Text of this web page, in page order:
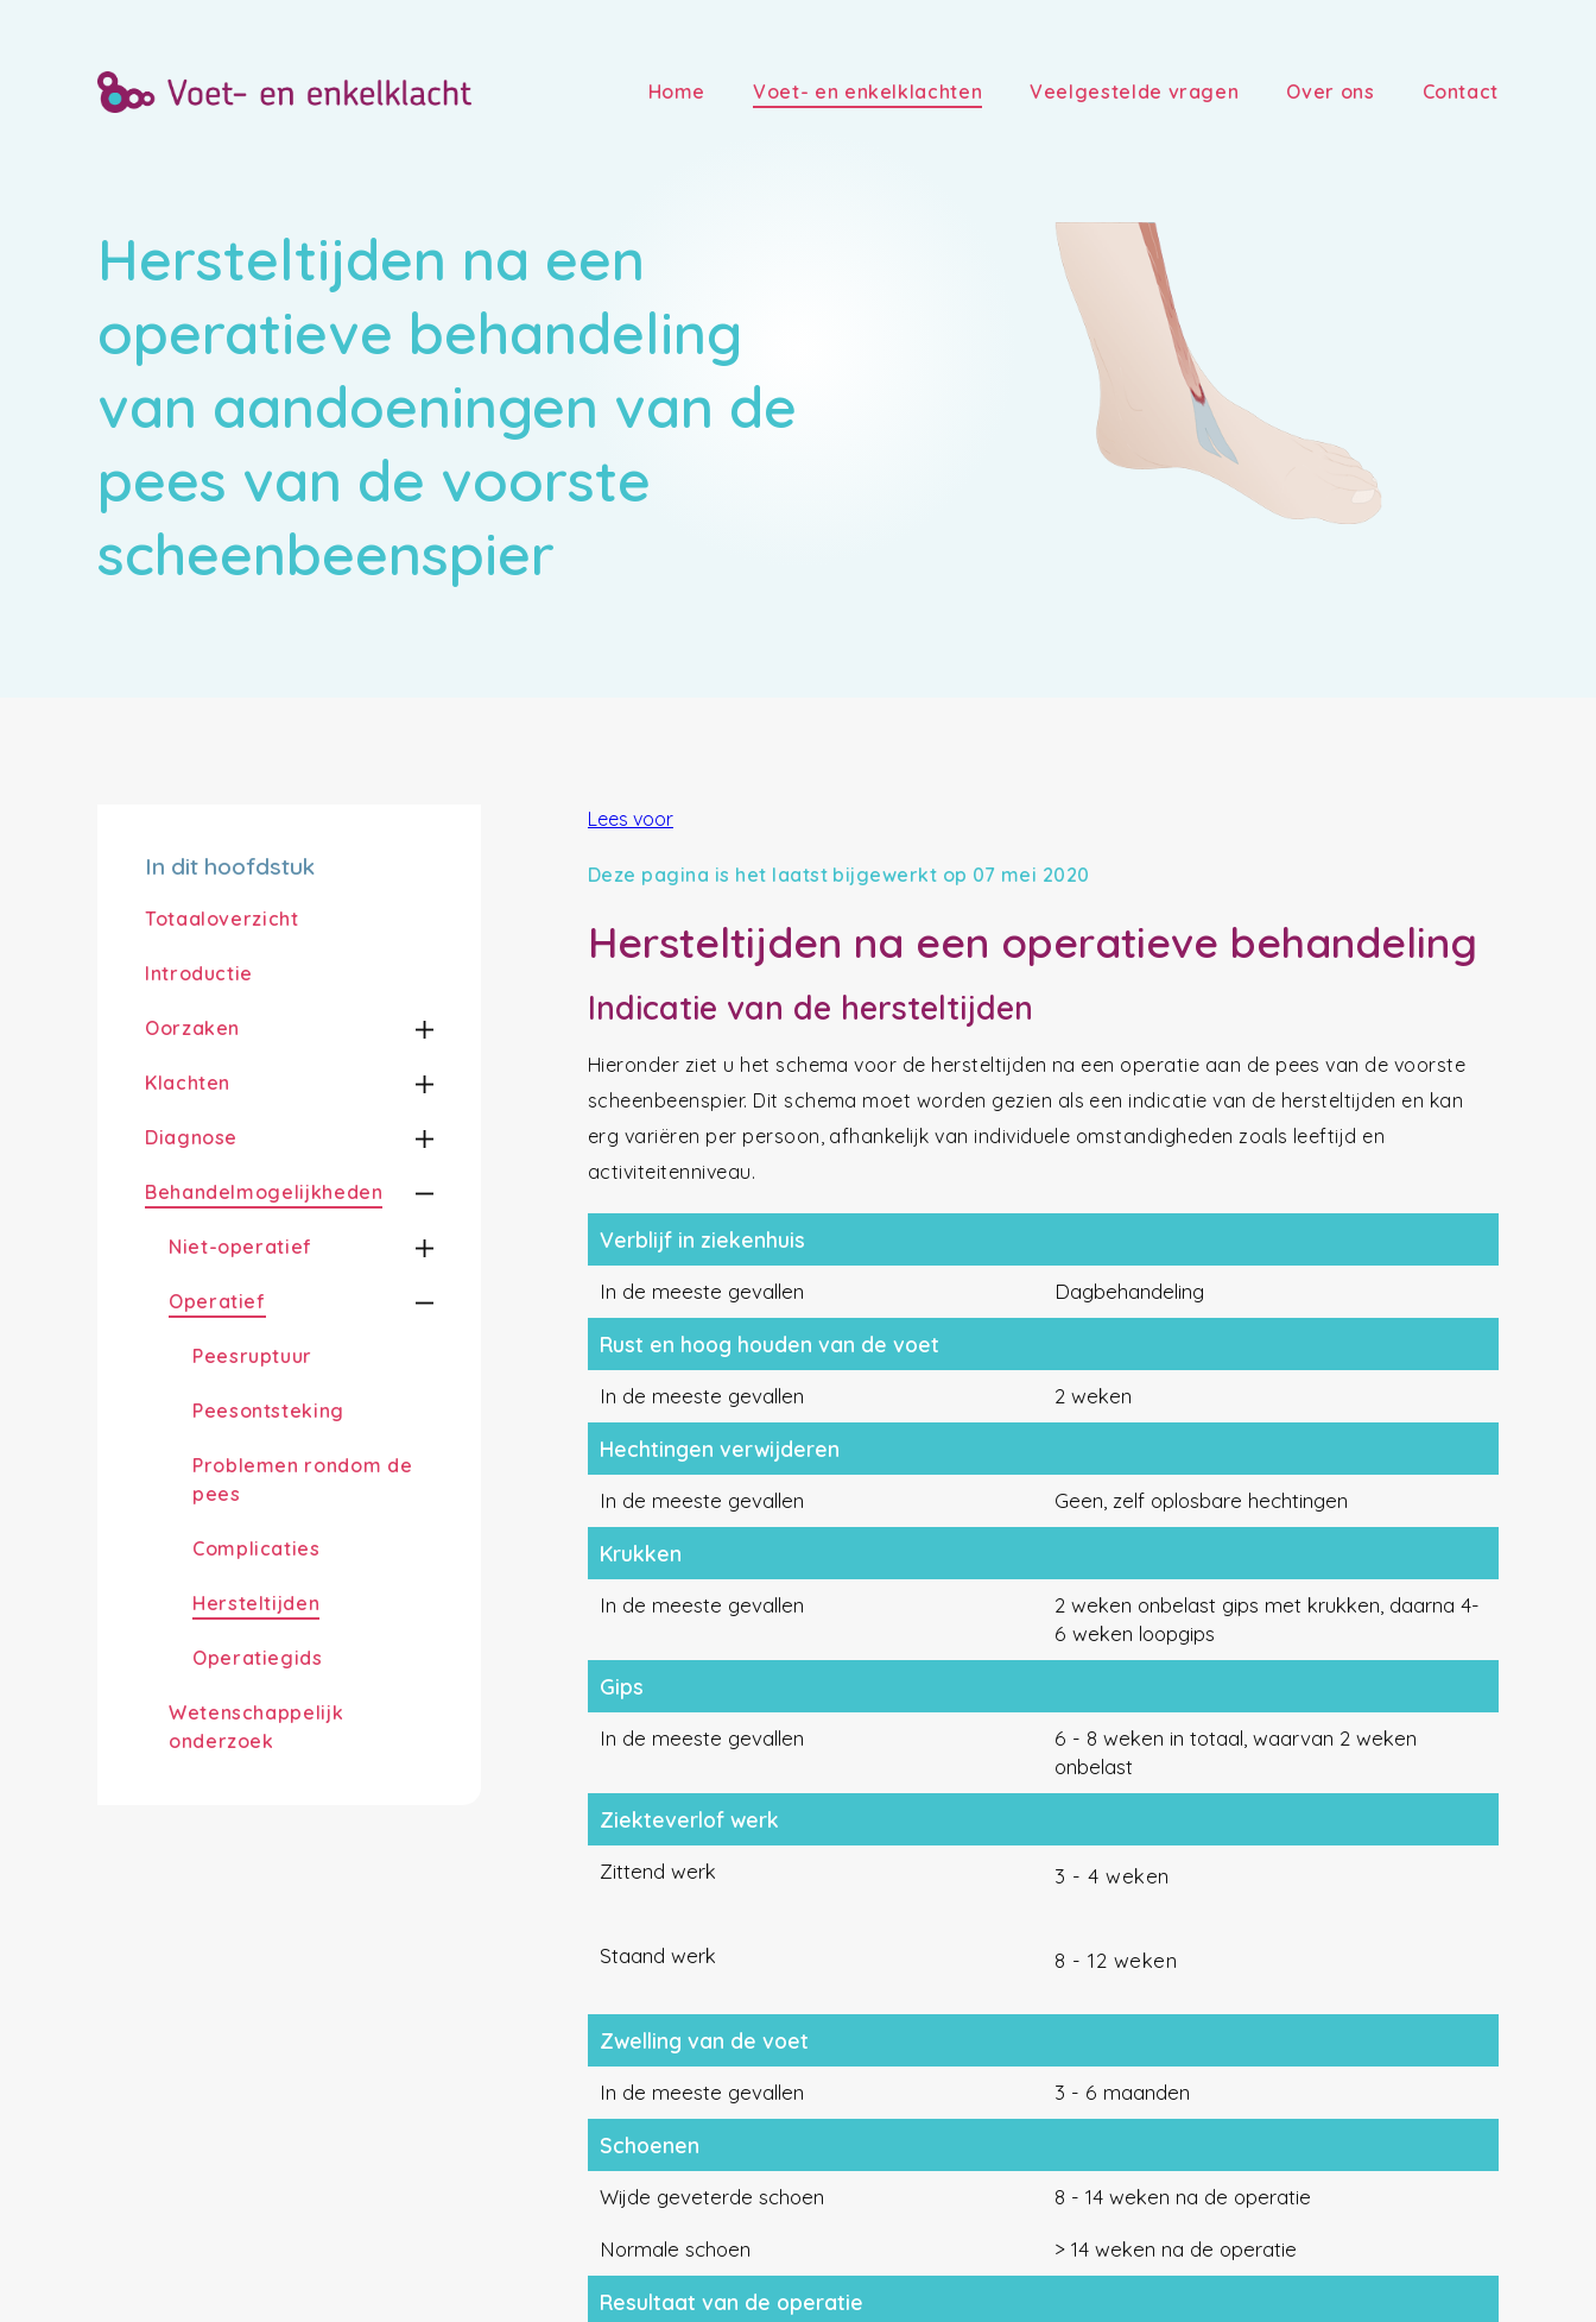
Home Voet- en enkelklachten Veelgestelde vragen Over ons Contact
Hersteltijden na een
operatieve behandeling
van aandoeningen van de
pees van de voorste
scheenbeenspier
In dit hoofdstuk
Totaaloverzicht
Introductie
Oorzaken
Klachten
Diagnose
Behandelmogelijkheden
Niet-operatief
Operatief
Peesruptuur
Peesontsteking
Problemen rondom de
pees
Complicaties
Hersteltijden
Operatiegids
Wetenschappelijk
onderzoek
Lees voor
Deze pagina is het laatst bijgewerkt op 07 mei 2020
Hersteltijden na een operatieve behandeling
Indicatie van de hersteltijden
Hieronder ziet u het schema voor de hersteltijden na een operatie aan de pees van de voorste
scheenbeenspier. Dit schema moet worden gezien als een indicatie van de hersteltijden en kan
erg variëren per persoon, afhankelijk van individuele omstandigheden zoals leeftijd en
activiteitenniveau.
Verblijf in ziekenhuis
In de meeste gevallen Dagbehandeling
Rust en hoog houden van de voet
In de meeste gevallen 2 weken
Hechtingen verwijderen
In de meeste gevallen Geen, zelf oplosbare hechtingen
Krukken
In de meeste gevallen
2 weken onbelast gips met krukken, daarna 4-
6 weken loopgips
Gips
In de meeste gevallen
6 - 8 weken in totaal, waarvan 2 weken
onbelast
Ziekteverlof werk
Zittend werk 3 - 4 weken
Staand werk 8 - 12 weken
Zwelling van de voet
In de meeste gevallen 3 - 6 maanden
Schoenen
Wijde geveterde schoen 8 - 14 weken na de operatie
Normale schoen > 14 weken na de operatie
Resultaat van de operatie